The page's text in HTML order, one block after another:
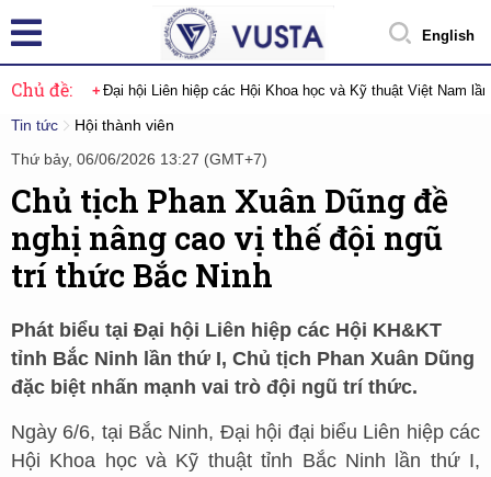
English
Chủ đề: Đại hội Liên hiệp các Hội Khoa học và Kỹ thuật Việt Nam
Tin tức
Hội thành viên
Thứ bảy, 06/06/2026 13:27 (GMT+7)
Chủ tịch Phan Xuân Dũng đề
nghị nâng cao vị thế đội ngũ
trí thức Bắc Ninh
Phát biểu tại Đại hội Liên hiệp các Hội KH&KT
tỉnh Bắc Ninh lần thứ I, Chủ tịch Phan Xuân Dũng
đặc biệt nhấn mạnh vai trò đội ngũ trí thức.
Ngày 6/6, tại Bắc Ninh, Đại hội đại biểu Liên hiệp các
Hội Khoa học và Kỹ thuật tỉnh Bắc Ninh lần thứ I,